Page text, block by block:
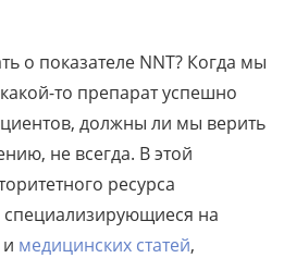
о показателе NNT? Когда мы
то препарат успешно
должны ли мы верить
не всегда. В этой
ресурса
на
медицинских статей,